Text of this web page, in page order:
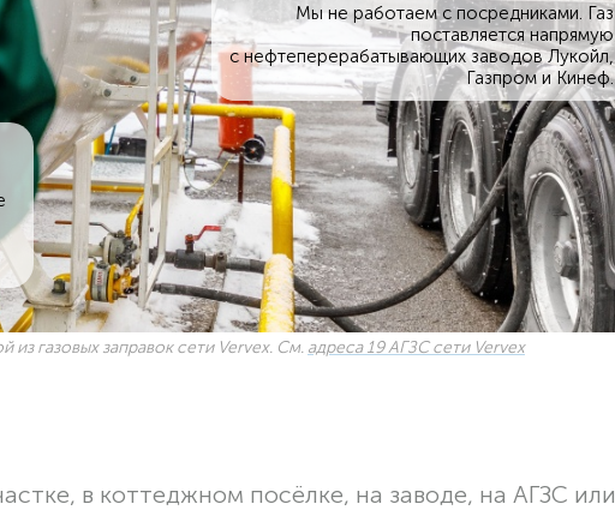
Мы не работаем с посредниками. Газ
поставляется напрямую
с нефтеперерабатывающих заводов Лукойл,
Газпром и Кинеф.
из газовых заправок сети Vervex. См. адреса 19 АГЗС сети Vervex
в коттеджном посёлке, на заводе, на АГЗС или